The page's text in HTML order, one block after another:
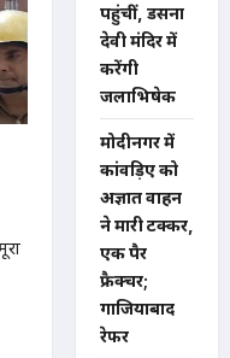
पहुंचीं, डसना
देवी मंदिर में
करेंगी
जलाभिषेक
मोदीनगर में
कांवड़िए को
अज्ञात वाहन
ने मारी टक्कर,
एक पैर
फ्रैक्चर;
गाजियाबाद
रेफर